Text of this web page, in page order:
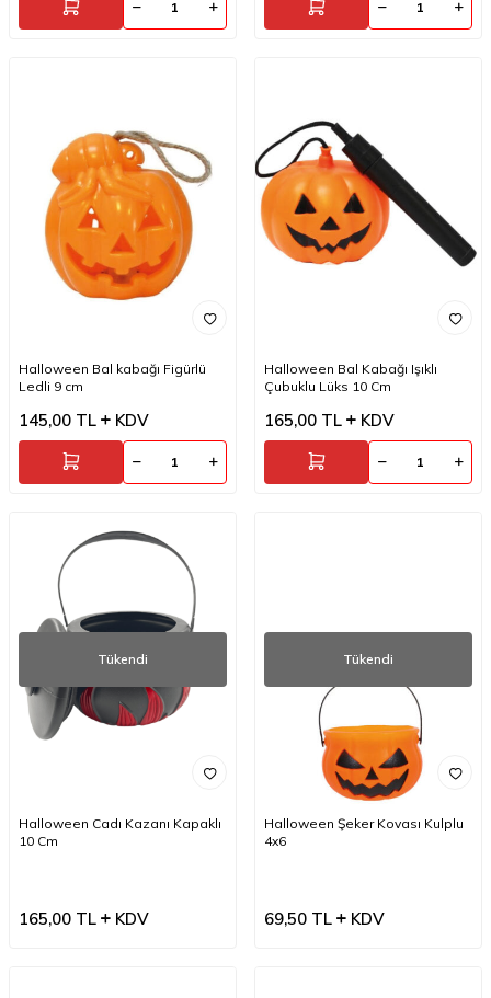
Halloween Bal kabağı Figürlü
Ledli 9 cm
145,00 TL KDV
Halloween Bal Kabağı Işıklı
Çubuklu Lüks 10 Cm
165,00 TL KDV
Tükendi
Halloween Cadı Kazanı Kapaklı
10 Cm
165,00 TL KDV
Tükendi
Halloween Şeker Kovası Kulplu
4x6
69,50 TL KDV